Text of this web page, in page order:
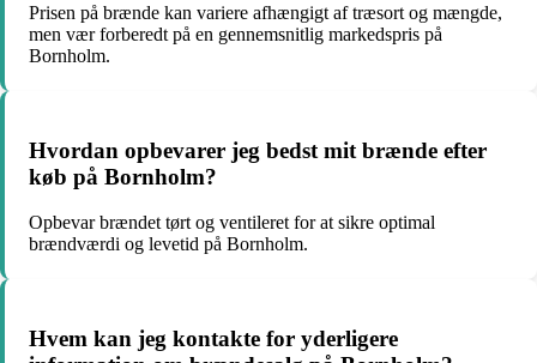
Prisen på brænde kan variere afhængigt af træsort og mængde,
men vær forberedt på en gennemsnitlig markedspris på
Bornholm.
Hvordan opbevarer jeg bedst mit brænde efter
køb på Bornholm?
Opbevar brændet tørt og ventileret for at sikre optimal
brændværdi og levetid på Bornholm.
Hvem kan jeg kontakte for yderligere